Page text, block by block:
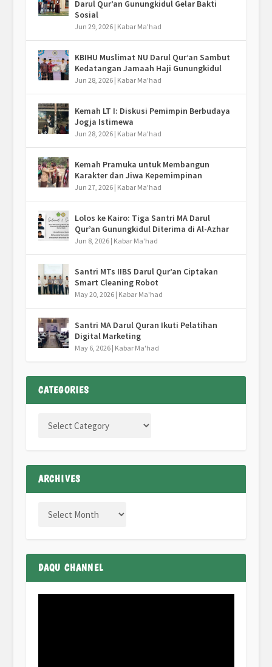
Darul Qur’an Gunungkidul Gelar Bakti
Sosial
Jun 29, 2026| Kabar Ma'had
KBIHU Muslimat NU Darul Qur’an Sambut
Kedatangan Jamaah Haji Gunungkidul
Jun 28, 2026| Kabar Ma'had
Kemah LT I: Diskusi Pemimpin Berbudaya
Jogja Istimewa
Jun 28, 2026| Kabar Ma'had
Kemah Pramuka untuk Membangun
Karakter dan Jiwa Kepemimpinan
Jun 27, 2026| Kabar Ma'had
Lolos ke Kairo: Tiga Santri MA Darul
Qur’an Gunungkidul Diterima di Al-Azhar
Jun 8, 2026| Kabar Ma'had
Santri MTs IIBS Darul Qur’an Ciptakan
Smart Cleaning Robot
May 20, 2026| Kabar Ma'had
Santri MA Darul Quran Ikuti Pelatihan
Digital Marketing
May 6, 2026| Kabar Ma'had
CATEGORIES
ARCHIVES
DAQU CHANNEL